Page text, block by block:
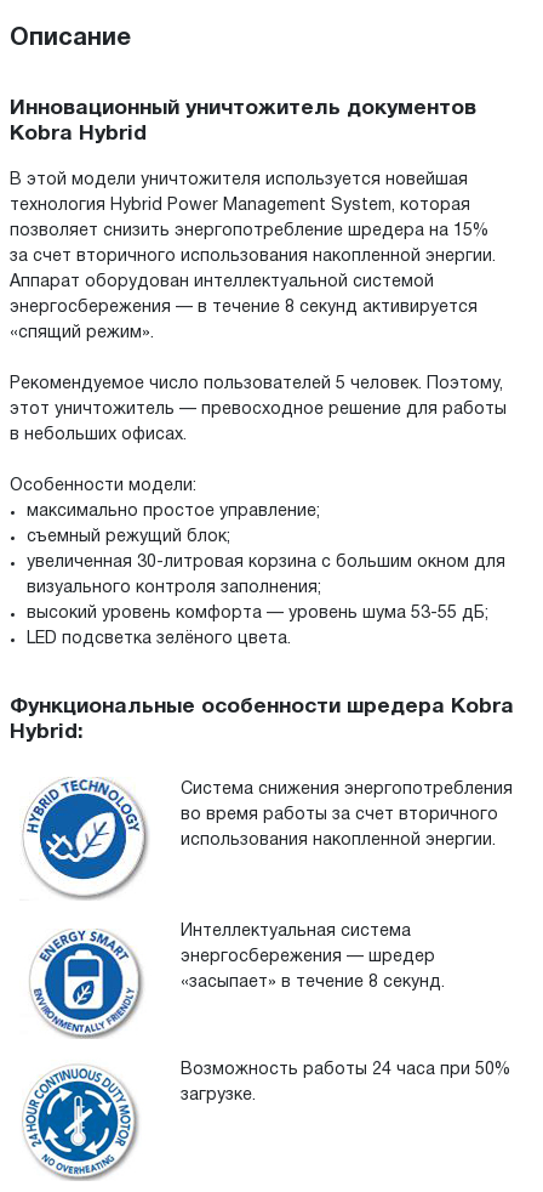
Описание
Инновационный уничтожитель документов
Kobra Hybrid
В этой модели уничтожителя используется новейшая
технология Hybrid Power Management System, которая
позволяет снизить энергопотребление шредера на 15%
за счет вторичного использования накопленной энергии.
Аппарат оборудован интеллектуальной системой
энергосбережения — в течение 8 секунд активируется
«спящий режим».
Рекомендуемое число пользователей 5 человек. Поэтому,
этот уничтожитель — превосходное решение для работы
в небольших офисах.
Особенности модели:
максимально простое управление;
съемный режущий блок;
увеличенная 30-литровая корзина c большим окном для
визуального контроля заполнения;
высокий уровень комфорта — уровень шума 53-55 дБ;
LED подсветка зелёного цвета.
Функциональные особенности шредера Kobra
Hybrid:
Система снижения энергопотребления
во время работы за счет вторичного
использования накопленной энергии.
Интеллектуальная система
энергосбережения — шредер
«засыпает» в течение 8 секунд.
Возможность работы 24 часа при 50%
загрузке.